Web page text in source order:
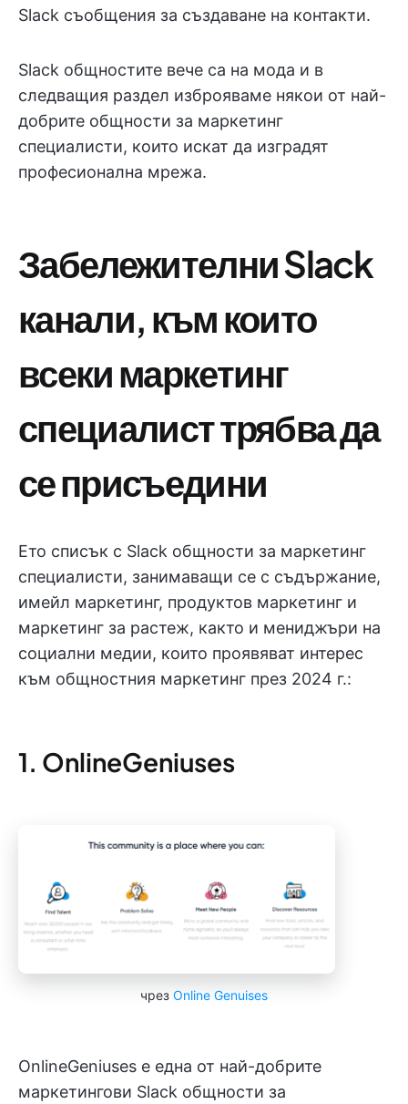
Slack съобщения за създаване на контакти.
Slack общностите вече са на мода и в
следващия раздел изброяваме някои от най-
добрите общности за маркетинг
специалисти, които искат да изградят
професионална мрежа.
Забележителни Slack
канали, към които
всеки маркетинг
специалист трябва да
се присъедини
Ето списък с Slack общности за маркетинг
специалисти, занимаващи се с съдържание,
имейл маркетинг, продуктов маркетинг и
маркетинг за растеж, както и мениджъри на
социални медии, които проявяват интерес
към общностния маркетинг през 2024 г.:
1. OnlineGeniuses
чрез Online Genuises
OnlineGeniuses е една от най-добрите
маркетингови Slack общности за